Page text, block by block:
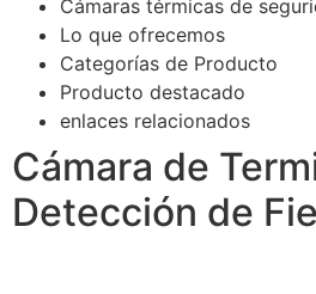
Cámaras térmicas de
Lo que ofrecemos
Categorías de Producto
Producto destacado
enlaces relacionados
Cámara de
Detección de